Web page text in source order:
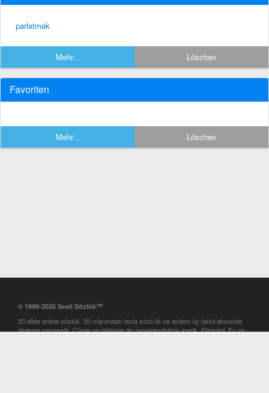
parlatmak
Mehr... Löschen
Favoriten
Mehr... Löschen
© 1999-2026 Sesli Sözlük™
20 dilde online sözlük. 20 milyondan fazla sözcük ve anlamı üç farklı aksanda
dinleme seçeneği. Cümle ve Videolar ile zenginleştirilmiş içerik. Etimoloji, Eş ve